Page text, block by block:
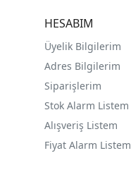
HESABIM
Üyelik Bilgilerim
Adres Bilgilerim
Siparişlerim
Stok Alarm Listem
Alışveriş Listem
Fiyat Alarm Listem